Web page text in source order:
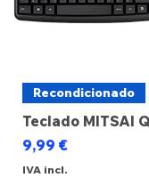
Recondicionado
Teclado MITSAI
Preço
9,99 €
IVA incl.